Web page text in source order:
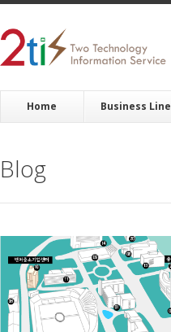
Home Business Line
Blog